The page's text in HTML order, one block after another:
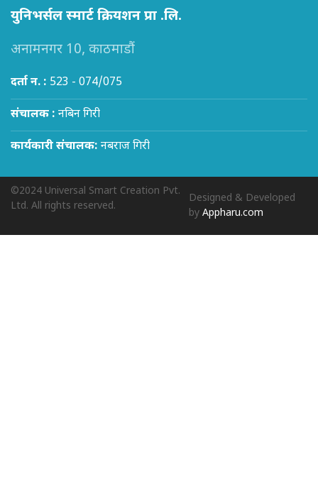
युनिभर्सल स्मार्ट क्रियशन प्रा .लि.
अनामनगर 10, काठमाडौं
दर्ता न. : 523 - 074/075
संचालक : नबिन गिरी
कार्यकारी संचालक: नबराज गिरी
©2024 Universal Smart Creation Pvt.
Ltd. All rights reserved.
Designed & Developed
byAppharu.com